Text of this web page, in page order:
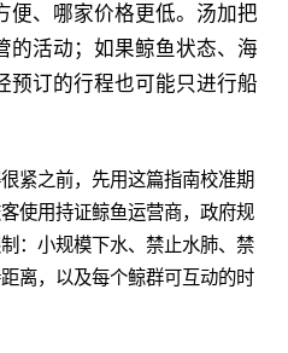
便、哪家价格更低。汤加把
的活动；如果鲸鱼状态、海
预订的行程也可能只进行船
紧之前，先用这篇指南校准期
使用持证鲸鱼运营商，政府规
：小规模下水、禁止水肺、禁
离，以及每个鲸群可互动的时